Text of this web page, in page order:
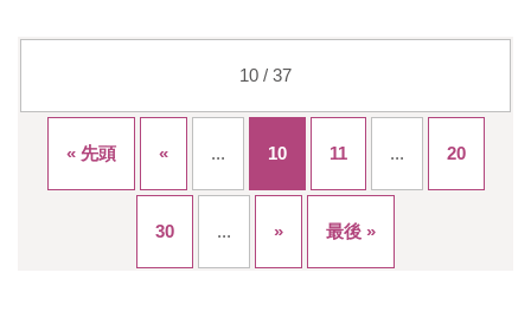
10 / 37
« 先頭 « ... 10 11 ... 20
30 ... » 最後 »